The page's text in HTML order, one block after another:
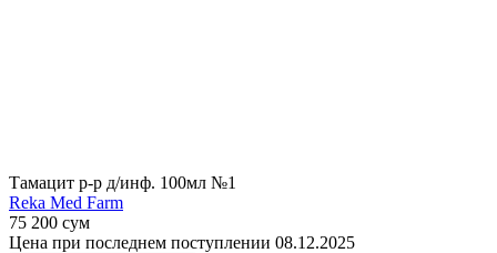
Тамацит р-р д/инф. 100мл №1
Reka Med Farm
75 200 сум
Цена при последнем поступлении 08.12.2025